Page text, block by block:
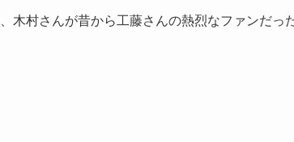
木村さんが昔から工藤さんの熱烈なファンだっ